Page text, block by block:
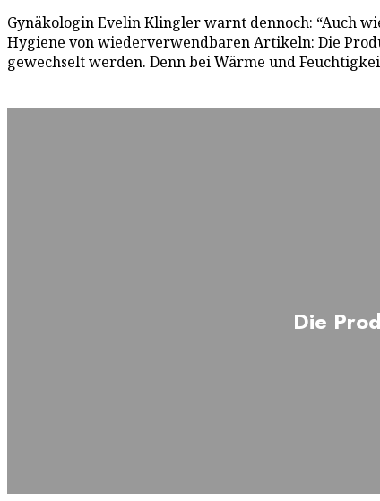
Gynäkologin Evelin Klingler warnt dennoch: “Auch
Hygiene von wiederverwendbaren Artikeln: Die
gewechselt werden. Denn bei Wärme und
Die